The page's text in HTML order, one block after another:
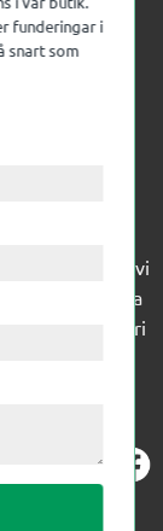
till
tillför vi
hela
till övrig industri
med
lager.
funderingar i
snart som